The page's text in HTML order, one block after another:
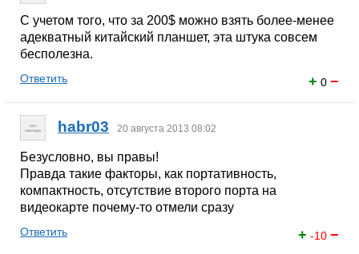
С учетом того, что за 200$ можно взять более-менее
адекватный китайский планшет, эта штука совсем
бесполезна.
+ 0 −
Ответить
habr03 20 августа 2013 08:02
Безусловно, вы правы!
Правда такие факторы, как портативность,
компактность, отсутствие второго порта на
видеокарте почему-то отмели сразу
+ -10 −
Ответить